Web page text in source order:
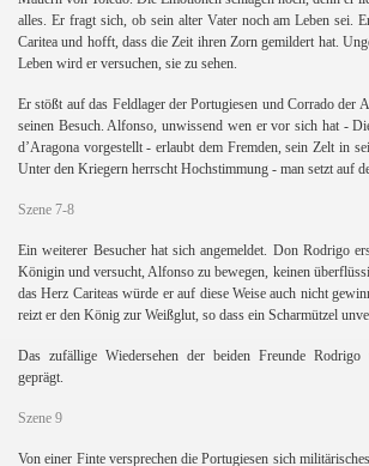
alles. Er fragt sich, ob sein alter Vater noch am Leben sei.
Caritea und hofft, dass die Zeit ihren Zorn gemildert hat.
Leben wird er versuchen, sie zu sehen.
Er stößt auf das Feldlager der Portugiesen und Corrado der
seinen Besuch. Alfonso, unwissend wen er vor sich hat -
d’Aragona vorgestellt - erlaubt dem Fremden, sein Zelt in
Unter den Kriegern herrscht Hochstimmung - man setzt auf
Szene 7-8
Ein weiterer Besucher hat sich angemeldet. Don Rodrigo
Königin und versucht, Alfonso zu bewegen, keinen
das Herz Cariteas würde er auf diese Weise auch nicht
reizt er den König zur Weißglut, so dass ein Scharmützel
Das zufällige Wiedersehen der beiden Freunde
geprägt.
Szene 9
Von einer Finte versprechen die Portugiesen sich